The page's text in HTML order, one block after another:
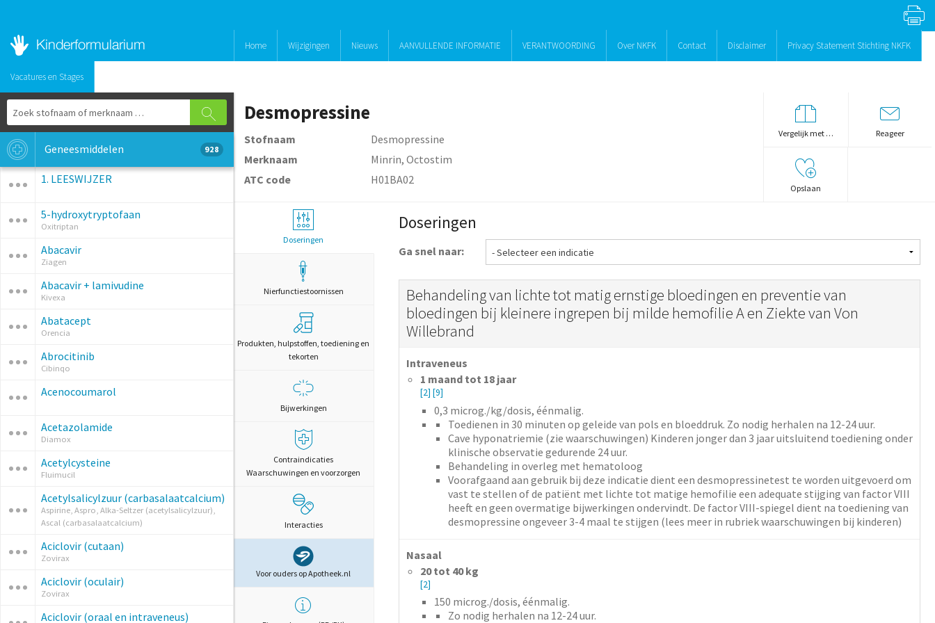
Home Wijzigingen Nieuws AANVULLENDE INFORMATIE VERANTWOORDING Over NKFK Contact Disclaimer Privacy Statement Stichting NKFK
Vacatures en Stages
Geneesmiddelen 928
1. LEESWIJZER
5-hydroxytryptofaan
Oxitriptan
Abacavir
Ziagen
Abacavir + lamivudine
Kivexa
Abatacept
Orencia
Abrocitinib
Cibinqo
Acenocoumarol
Acetazolamide
Diamox
Acetylcysteine
Fluimucil
Acetylsalicylzuur (carbasalaatcalcium)
Aspirine, Aspro, Alka-Seltzer (acetylsalicylzuur),
Ascal (carbasalaatcalcium)
Aciclovir (cutaan)
Zovirax
Aciclovir (oculair)
Zovirax
Aciclovir (oraal en intraveneus)
Desmopressine
Stofnaam
Desmopressine
Merknaam
Minrin, Octostim
ATC code
H01BA02
Vergelijk met … Reageer
Opslaan
Doseringen
Nierfunctiestoornissen
Produkten, hulpstoffen, toediening en
tekorten
Bijwerkingen
Contraindicaties
Waarschuwingen en voorzorgen
Interacties
Voor ouders op Apotheek.nl
Doseringen
Ga snel naar:
Behandeling van lichte tot matig ernstige bloedingen en preventie van
bloedingen bij kleinere ingrepen bij milde hemofilie A en Ziekte van Von
Willebrand
Intraveneus
1 maand tot 18 jaar
[2] [9]
0,3 microg./kg/dosis, éénmalig.
Toedienen in 30 minuten op geleide van pols en bloeddruk. Zo nodig herhalen na 12-24 uur.
Cave hyponatriemie (zie waarschuwingen) Kinderen jonger dan 3 jaar uitsluitend toediening onder
klinische observatie gedurende 24 uur.
Behandeling in overleg met hematoloog
Voorafgaand aan gebruik bij deze indicatie dient een desmopressinetest te worden uitgevoerd om
vast te stellen of de patiënt met lichte tot matige hemofilie een adequate stijging van factor VIII
heeft en geen overmatige bijwerkingen ondervindt. De factor VIII-spiegel dient na toediening van
desmopressine ongeveer 3-4 maal te stijgen (lees meer in rubriek waarschuwingen bij kinderen)
Nasaal
20 tot 40 kg
[2]
150 microg./dosis, éénmalig.
Zo nodig herhalen na 12-24 uur.